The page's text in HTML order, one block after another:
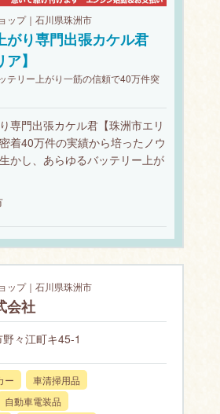
ップ｜石川県珠洲市
がり専門出張カケル君
】
テリー上がり一筋の信頼で40万件突
専門出張カケル君【珠洲市エリ
着40万件の実績から培ったノウ
かし、あらゆるバッテリー上が
ップ｜石川県珠洲市
会社
々江町キ45-1
ー
車清掃用品
自動車電装品